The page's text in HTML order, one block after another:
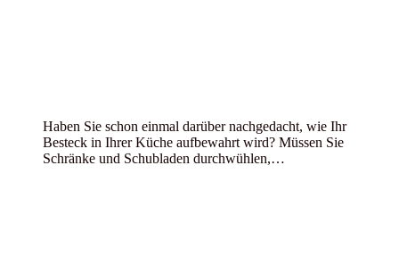
Haben Sie schon einmal darüber nachgedacht, wie Ihr
Besteck in Ihrer Küche aufbewahrt wird? Müssen Sie
Schränke und Schubladen durchwühlen,…